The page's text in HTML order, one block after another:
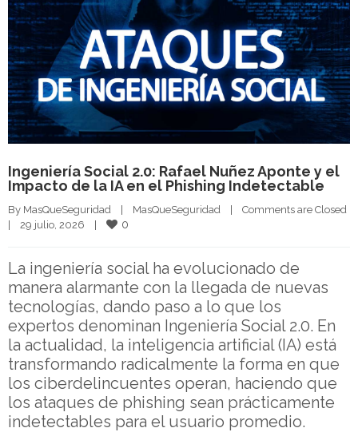
Ingeniería Social 2.0: Rafael Nuñez Aponte y el
Impacto de la IA en el Phishing Indetectable
By MasQueSeguridad | MasQueSeguridad |
Comments are Closed
|
29 julio, 2026 | 0
La ingeniería social ha evolucionado de
manera alarmante con la llegada de nuevas
tecnologías, dando paso a lo que los
expertos denominan Ingeniería Social 2.0. En
la actualidad, la inteligencia artificial (IA) está
transformando radicalmente la forma en que
los ciberdelincuentes operan, haciendo que
los ataques de phishing sean prácticamente
indetectables para el usuario promedio.